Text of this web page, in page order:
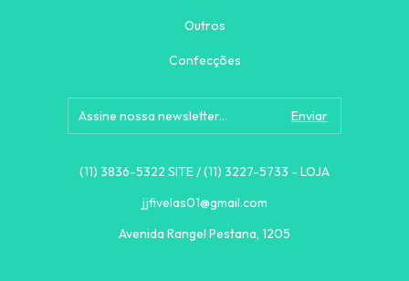
Outros
Confecções
(11) 3836-5322 SITE / (11) 3227-5733 - LOJA
jjfivelas01@gmail.com
Avenida Rangel Pestana, 1205